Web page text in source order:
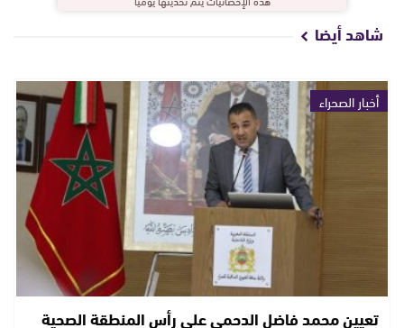
شاهد أيضا
أخبار الصحراء
تعيين محمد فاضل الدحمي على رأس المنطقة الصحية